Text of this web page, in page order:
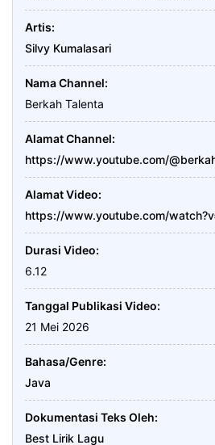
Artis
Silvy Kumalasari
Nama Channel
Berkah Talenta
Alamat Channel
https://www.youtube.com/
Alamat Video
https://www.youtube.com/
Durasi Video
6.12
Tanggal Publikasi Video
21 Mei 2026
Bahasa/Genre
Java
Dokumentasi Teks Oleh
Best Lirik Lagu